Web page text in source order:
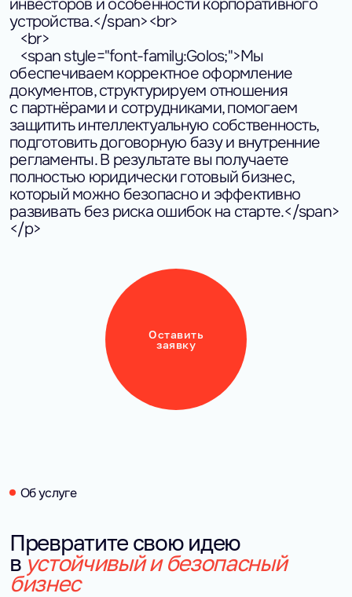
инвесторов и особенности корпоративного
устройства.</span><br>
<br>
<span style="font-family:Golos;">Мы
обеспечиваем корректное оформление
документов, структурируем отношения
с партнёрами и сотрудниками, помогаем
защитить интеллектуальную собственность,
подготовить договорную базу и внутренние
регламенты. В результате вы получаете
полностью юридически готовый бизнес,
который можно безопасно и эффективно
развивать без риска ошибок на старте.</span>
</p>
Оставить
заявку
Об услуге
Превратите свою идею
в устойчивый и безопасный
бизнес